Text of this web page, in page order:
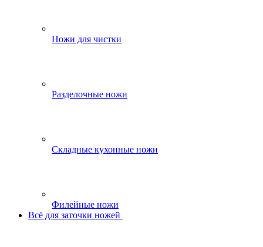
Ножи для чистки
Разделочные ножи
Складные кухонные ножи
Филейные ножи
Всё для заточки ножей